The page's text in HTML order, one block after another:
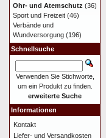
Ohr- und Atemschutz (36)
Sport und Freizeit (46)
Verbände und
Wundversorgung (196)
Schnellsuche
Verwenden Sie Stichworte,
um ein Produkt zu finden.
erweiterte Suche
Informationen
Kontakt
Liefer- und Versandkosten